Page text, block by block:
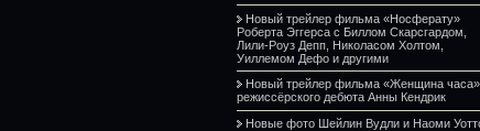
Новый трейлер фильма «Носферату»
Роберта Эггерса с Биллом Скарсгардом,
Лили-Роуз Депп, Николасом Холтом,
Уиллемом Дефо и другими
Новый трейлер фильма «Женщина часа»,
режиссёрского дебюта Анны Кендрик
Новые фото Шейлин Вудли и Наоми